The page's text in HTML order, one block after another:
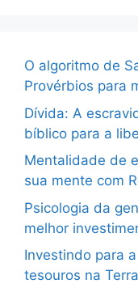
O algoritmo de
Provérbios para
Dívida: A
bíblico para a
Mentalidade de
sua mente com
Psicologia da
melhor
Investindo para
tesouros na